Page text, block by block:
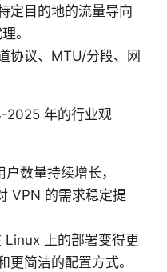
定目的地的流量导向
。
协议、MTU/分段、网
2025 年的行业观
数量持续增长，
VPN 的需求稳定提
上的部署变得更
更简洁的配置方式。